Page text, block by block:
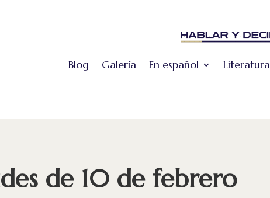
Blog Galería En español Literatura
de 10 de febrero